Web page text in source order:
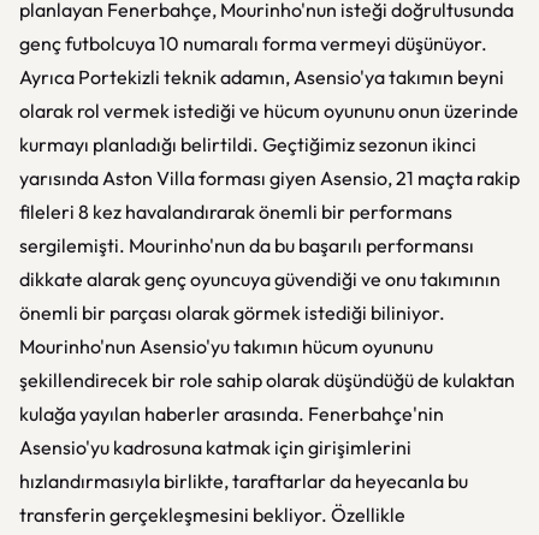
planlayan Fenerbahçe, Mourinho'nun isteği doğrultusunda
genç futbolcuya 10 numaralı forma vermeyi düşünüyor.
Ayrıca Portekizli teknik adamın, Asensio'ya takımın beyni
olarak rol vermek istediği ve hücum oyununu onun üzerinde
kurmayı planladığı belirtildi. Geçtiğimiz sezonun ikinci
yarısında Aston Villa forması giyen Asensio, 21 maçta rakip
fileleri 8 kez havalandırarak önemli bir performans
sergilemişti. Mourinho'nun da bu başarılı performansı
dikkate alarak genç oyuncuya güvendiği ve onu takımının
önemli bir parçası olarak görmek istediği biliniyor.
Mourinho'nun Asensio'yu takımın hücum oyununu
şekillendirecek bir role sahip olarak düşündüğü de kulaktan
kulağa yayılan haberler arasında. Fenerbahçe'nin
Asensio'yu kadrosuna katmak için girişimlerini
hızlandırmasıyla birlikte, taraftarlar da heyecanla bu
transferin gerçekleşmesini bekliyor. Özellikle